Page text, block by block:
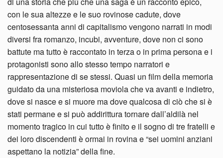
con le sua altezze e le suo rovinose cadute, dove
centosessanta anni di capitalismo vengono narrati in modi
diversi fra romanzo, incubi, avventure, dove non ci sono
battute ma tutto è raccontato in terza o in prima persona e i
protagonisti sono allo stesso tempo narratori e
rappresentazione di se stessi. Quasi un film della memoria
guidato da una misteriosa moviola che va avanti e indietro,
dove si nasce e si muore ma dove qualcosa di ciò che si è
stati permane e si può addirittura tornare dall’aldilà nel
momento tragico in cui tutto è finito e il sogno di tre fratelli e
dei loro discendenti è ormai in rovina e “sei uomini anziani
aspettano la notizia” della fine.